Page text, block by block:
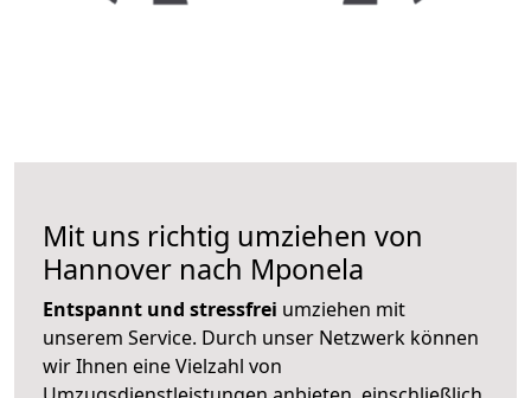
Mit uns richtig umziehen von
Hannover nach Mponela
Entspannt und stressfrei umziehen mit
unserem Service. Durch unser Netzwerk können
wir Ihnen eine Vielzahl von